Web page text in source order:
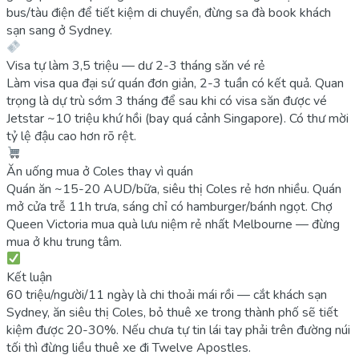
bus/tàu điện để tiết kiệm di chuyển, đừng sa đà book khách
sạn sang ở Sydney.
Visa tự làm 3,5 triệu — dư 2-3 tháng săn vé rẻ
Làm visa qua đại sứ quán đơn giản, 2-3 tuần có kết quả. Quan
trọng là dự trù sớm 3 tháng để sau khi có visa săn được vé
Jetstar ~10 triệu khứ hồi (bay quá cảnh Singapore). Có thư mời
tỷ lệ đậu cao hơn rõ rệt.
Ăn uống mua ở Coles thay vì quán
Quán ăn ~15-20 AUD/bữa, siêu thị Coles rẻ hơn nhiều. Quán
mở cửa trễ 11h trưa, sáng chỉ có hamburger/bánh ngọt. Chợ
Queen Victoria mua quà lưu niệm rẻ nhất Melbourne — đừng
mua ở khu trung tâm.
Kết luận
60 triệu/người/11 ngày là chi thoải mái rồi — cắt khách sạn
Sydney, ăn siêu thị Coles, bỏ thuê xe trong thành phố sẽ tiết
kiệm được 20-30%. Nếu chưa tự tin lái tay phải trên đường núi
tối thì đừng liều thuê xe đi Twelve Apostles.